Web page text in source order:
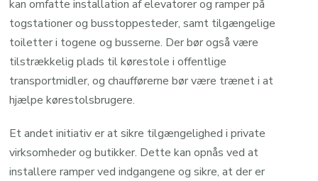
kan omfatte installation af elevatorer og ramper på
togstationer og busstoppesteder, samt tilgængelige
toiletter i togene og busserne. Der bør også være
tilstrækkelig plads til kørestole i offentlige
transportmidler, og chaufførerne bør være trænet i at
hjælpe kørestolsbrugere.
Et andet initiativ er at sikre tilgængelighed i private
virksomheder og butikker. Dette kan opnås ved at
installere ramper ved indgangene og sikre, at der er